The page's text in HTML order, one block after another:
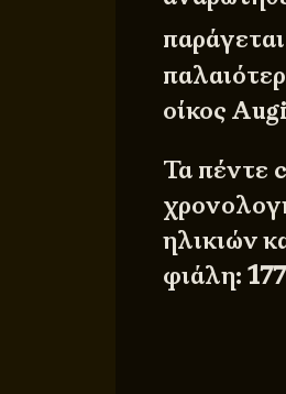
οίκος
Τα πέντε
ηλικιών
φιάλη: